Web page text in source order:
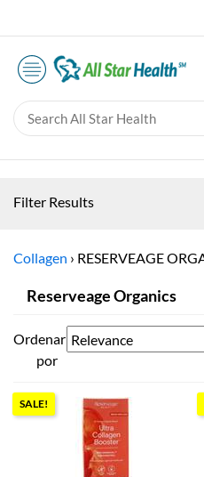
Filter Results
Collagen › RESERVEAGE
Reserveage Organics
Ordenar
por
SALE!